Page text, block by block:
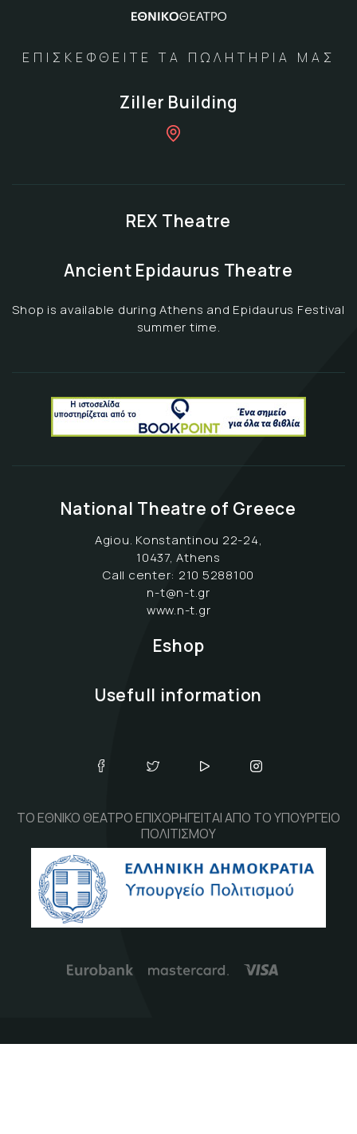
ΕΠΙΣΚΕΦΘΕΙΤΕ ΤΑ ΠΩΛΗΤΗΡΙΑ ΜΑΣ
Ziller Building
REX Theatre
Ancient Epidaurus Theatre
Shop is available during Athens and Epidaurus Festival
summer time.
National Theatre of Greece
Agiou. Konstantinou 22-24,
10437, Athens
Call center: 210 5288100
n-t@n-t.gr
www.n-t.gr
Eshop
Usefull information
ΤΟ ΕΘΝΙΚΟ ΘΕΑΤΡΟ ΕΠΙΧΟΡΗΓΕΙΤΑΙ ΑΠΟ ΤΟ ΥΠΟΥΡΓΕΙΟ
ΠΟΛΙΤΙΣΜΟΥ